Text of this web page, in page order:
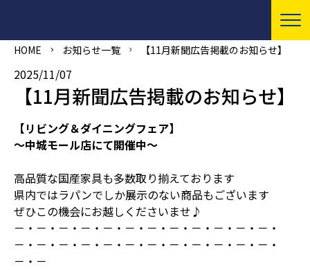
HOME お知らせ一覧 【11月新聞広告掲載のお知らせ】
2025/11/07
【11月新聞広告掲載のお知らせ】
【リビング＆ダイニングフェア】
～中城モール店にて開催中～
高品質な国産家具も多数取り揃えております
県内ではラパンでしか展示のない商品もございます
ぜひこの機会にお越しくださいませ♪
－・－・－・－・－・－・－・－・－・－・－・－・
－・－・－・－・－・－・－・－・－・－・－・－・
－・－